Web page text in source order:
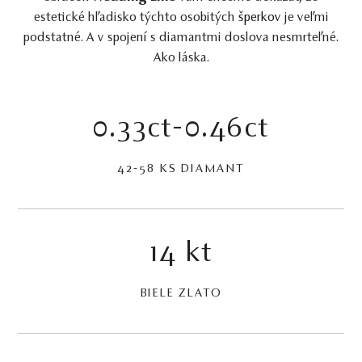
estetické hľadisko týchto osobitých šperkov je veľmi
podstatné. A v spojení s diamantmi doslova nesmrteľné.
Ako láska.
0.33ct-0.46ct
42-58 KS DIAMANT
14 kt
BIELE ZLATO